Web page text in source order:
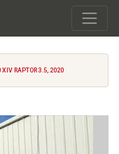
XIV RAPTOR 3.5, 2020